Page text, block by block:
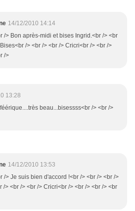
14/12/2010 14:14
/> Bon après-midi et bises Ingrid.<br /> <br
/> <br /> <br /> Cricri<br /> <br />
/>
13:28
beau...bisessss<br /> <br />
14/12/2010 13:53
/> Je suis bien d'accord !<br /> <br /> <br />
/> <br /> <br /> Cricri<br /> <br /> <br /> <br